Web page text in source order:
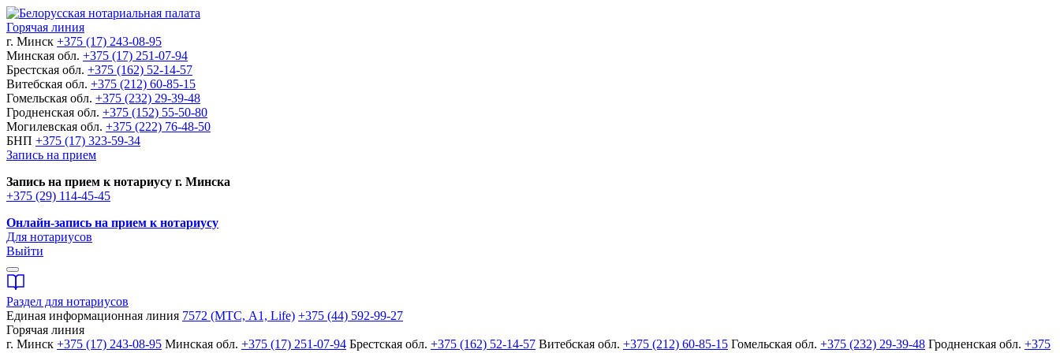
Горячая линия
г. Минск +375 (17) 243-08-95
Минская обл. +375 (17) 251-07-94
Брестская обл. +375 (162) 52-14-57
Витебская обл. +375 (212) 60-85-15
Гомельская обл. +375 (232) 29-39-48
Гродненская обл. +375 (152) 55-50-80
Могилевская обл. +375 (222) 76-48-50
БНП +375 (17) 323-59-34
Запись на прием
Запись на прием к нотариусу г. Минска
+375 (29) 114-45-45
Онлайн-запись на прием к нотариусу
Для нотариусов
Выйти
Раздел для нотариусов
Единая информационная линия 7572 (МТС, A1, Life) +375 (44) 592-99-27
Горячая линия
г. Минск +375 (17) 243-08-95 Минская обл. +375 (17) 251-07-94 Брестская обл. +375 (162) 52-14-57 Витебская обл. +375 (212) 60-85-15 Гомельская обл. +375 (232) 29-39-48 Гродненская обл. +375